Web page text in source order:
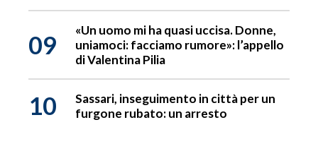
09
«Un uomo mi ha quasi uccisa. Donne,
uniamoci: facciamo rumore»: l’appello
di Valentina Pilia
10
Sassari, inseguimento in città per un
furgone rubato: un arresto